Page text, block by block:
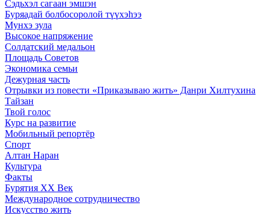
Сэдьхэл сагаан эмшэн
Буряадай болбосоролой түүхэhээ
Мунхэ зула
Высокое напряжение
Солдатский медальон
Площадь Советов
Экономика семьи
Дежурная часть
Отрывки из повести «Приказываю жить» Данри Хилтухина
Тайзан
Твой голос
Курс на развитие
Мобильный репортёр
Спорт
Алтан Наран
Культура
Факты
Бурятия XX Век
Международное сотрудничество
Искусство жить